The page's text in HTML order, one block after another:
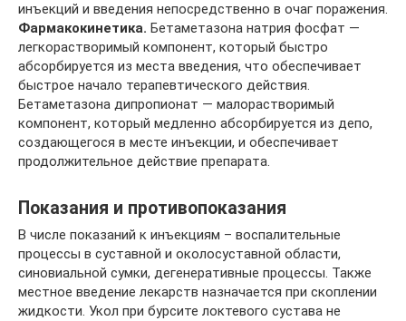
инъекций и введения непосредственно в очаг поражения.
Фармакокинетика. Бетаметазона натрия фосфат —
легкорастворимый компонент, который быстро
абсорбируется из места введения, что обеспечивает
быстрое начало терапевтического действия.
Бетаметазона дипропионат — малорастворимый
компонент, который медленно абсорбируется из депо,
создающегося в месте инъекции, и обеспечивает
продолжительное действие препарата.
Показания и противопоказания
В числе показаний к инъекциям – воспалительные
процессы в суставной и околосуставной области,
синовиальной сумки, дегенеративные процессы. Также
местное введение лекарств назначается при скоплении
жидкости. Укол при бурсите локтевого сустава не